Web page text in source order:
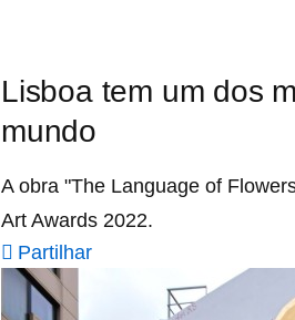
Lisboa tem um dos
mundo
A obra "The Language of
Art Awards 2022.
Partilhar